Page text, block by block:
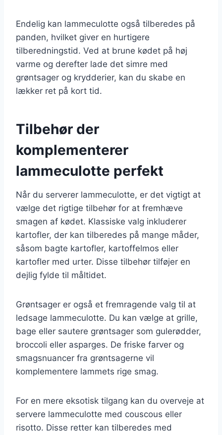
Endelig kan lammeculotte også tilberedes på
panden, hvilket giver en hurtigere
tilberedningstid. Ved at brune kødet på høj
varme og derefter lade det simre med
grøntsager og krydderier, kan du skabe en
lækker ret på kort tid.
Tilbehør der
komplementerer
lammeculotte perfekt
Når du serverer lammeculotte, er det vigtigt at
vælge det rigtige tilbehør for at fremhæve
smagen af kødet. Klassiske valg inkluderer
kartofler, der kan tilberedes på mange måder,
såsom bagte kartofler, kartoffelmos eller
kartofler med urter. Disse tilbehør tilføjer en
dejlig fylde til måltidet.
Grøntsager er også et fremragende valg til at
ledsage lammeculotte. Du kan vælge at grille,
bage eller sautere grøntsager som gulerødder,
broccoli eller asparges. De friske farver og
smagsnuancer fra grøntsagerne vil
komplementere lammets rige smag.
For en mere eksotisk tilgang kan du overveje at
servere lammeculotte med couscous eller
risotto. Disse retter kan tilberedes med